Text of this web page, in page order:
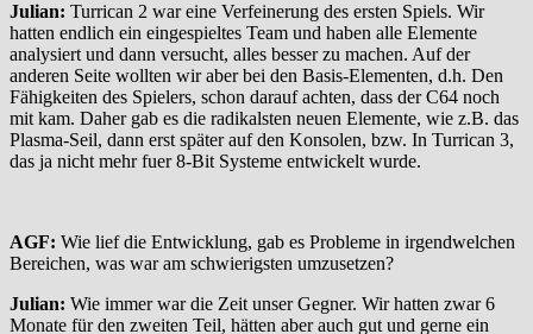
Julian: Turrican 2 war eine Verfeinerung des ersten Spiels. Wir
hatten endlich ein eingespieltes Team und haben alle Elemente
analysiert und dann versucht, alles besser zu machen. Auf der
anderen Seite wollten wir aber bei den Basis-Elementen, d.h. Den
Fähigkeiten des Spielers, schon darauf achten, dass der C64 noch
mit kam. Daher gab es die radikalsten neuen Elemente, wie z.B. das
Plasma-Seil, dann erst später auf den Konsolen, bzw. In Turrican 3,
das ja nicht mehr fuer 8-Bit Systeme entwickelt wurde.
AGF: Wie lief die Entwicklung, gab es Probleme in irgendwelchen
Bereichen, was war am schwierigsten umzusetzen?
Julian: Wie immer war die Zeit unser Gegner. Wir hatten zwar 6
Monate für den zweiten Teil, hätten aber auch gut und gerne ein